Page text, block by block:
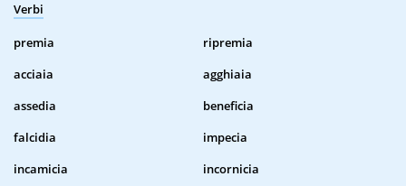
Verbi
premia
ripremia
acciaia
agghiaia
assedia
beneficia
falcidia
impecia
incamicia
incornicia